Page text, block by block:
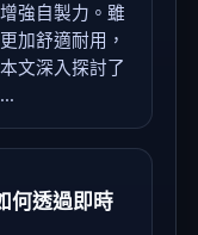
強自製力。雖
加舒適耐用，
文深入探討了
何透過即時